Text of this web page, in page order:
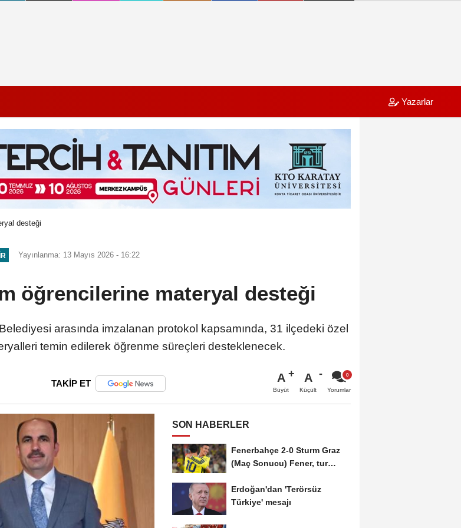
Yazarlar
desteği
Yayınlanma: 13 Mayıs 2026 - 16:22
öğrencilerine materyal desteği
arasında imzalanan protokol kapsamında, 31 ilçedeki özel
temin edilerek öğrenme süreçleri desteklenecek.
TAKİP ET A
Büyüt
A
Küçült Yorumlar
SON HABERLER
Fenerbahçe 2-0 Sturm Graz
(Maç Sonucu) Fener, tur
Erdoğan'dan 'Terörsüz
Türkiye' mesajı